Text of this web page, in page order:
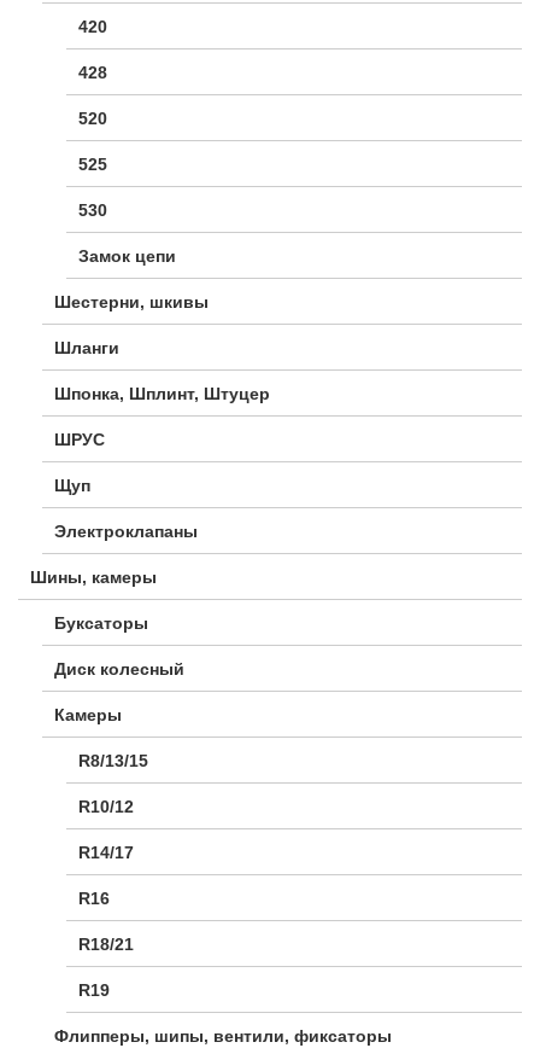
420
428
520
525
530
Замок цепи
Шестерни, шкивы
Шланги
Шпонка, Шплинт, Штуцер
ШРУС
Щуп
Электроклапаны
Шины, камеры
Буксаторы
Диск колесный
Камеры
R8/13/15
R10/12
R14/17
R16
R18/21
R19
Флипперы, шипы, вентили, фиксаторы